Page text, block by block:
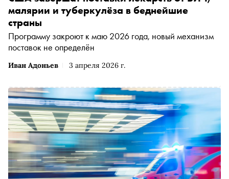
Иван Адоньев 3 апреля 2026 г.
малярии и туберкулёза в беднейшие
страны
Программу закроют к маю 2026 года, новый механизм
поставок не определён